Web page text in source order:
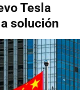
Tesla
solución